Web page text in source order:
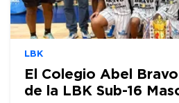
LBK
El Colegio Abel
de la LBK Sub-16